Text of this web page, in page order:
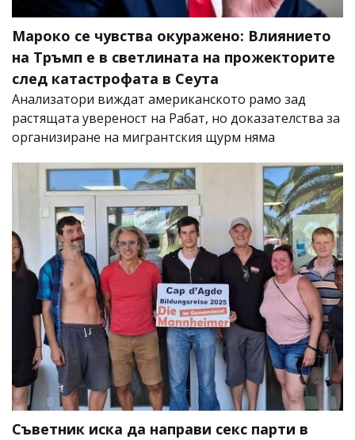
Мароко се чувства окуражено: Влиянието
на Тръмп е в светлината на прожекторите
след катастрофата в Сеута
Анализатори виждат американското рамо зад
растящата увереност на Рабат, но доказателства за
организиране на мигрантския щурм няма
Съветник иска да направи секс парти в